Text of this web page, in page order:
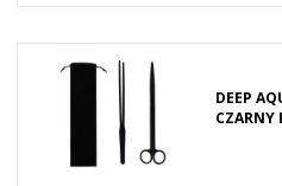
DEEP
CZARNY